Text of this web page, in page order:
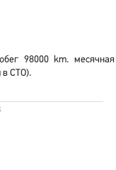
98000 km. месячная
в СТО).